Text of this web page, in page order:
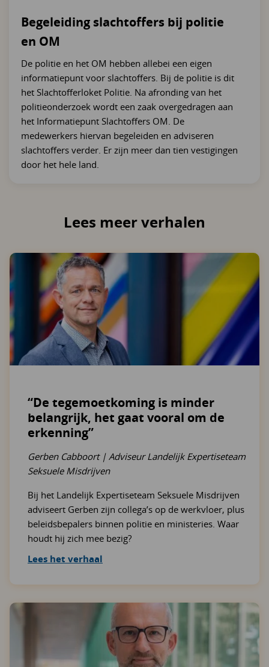
Begeleiding slachtoffers bij politie
en OM
De politie en het OM hebben allebei een eigen
informatiepunt voor slachtoffers. Bij de politie is dit
het Slachtofferloket Politie. Na afronding van het
politieonderzoek wordt een zaak overgedragen aan
het Informatiepunt Slachtoffers OM. De
medewerkers hiervan begeleiden en adviseren
slachtoffers verder. Er zijn meer dan tien vestigingen
door het hele land.
Lees meer verhalen
“De tegemoetkoming is minder
belangrijk, het gaat vooral om de
erkenning”
Gerben Cabboort | Adviseur Landelijk Expertiseteam
Seksuele Misdrijven
Bij het Landelijk Expertiseteam Seksuele Misdrijven
adviseert Gerben zijn collega’s op de werkvloer, plus
beleidsbepalers binnen politie en ministeries. Waar
houdt hij zich mee bezig?
Lees het verhaal